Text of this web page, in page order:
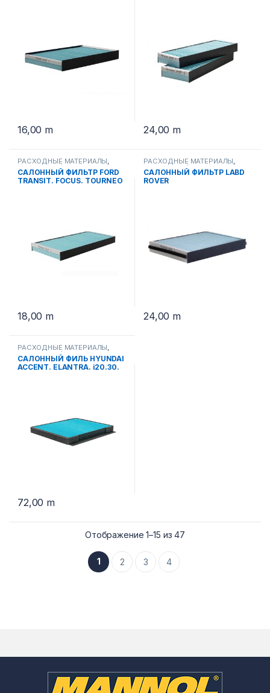
16,00 m 24,00 m
РАСХОДНЫЕ МАТЕРИАЛЫ,
САЛОННЫЕ ФИЛЬТРА
САЛОННЫЙ ФИЛЬТР FORD
TRANSIT. FOCUS. TOURNEO
18,00 m
РАСХОДНЫЕ МАТЕРИАЛЫ,
САЛОННЫЕ ФИЛЬТРА
САЛОННЫЙ ФИЛЬТР LABD
ROVER
24,00 m
РАСХОДНЫЕ МАТЕРИАЛЫ,
САЛОННЫЕ ФИЛЬТРА
САЛОННЫЙ ФИЛЬ HYUNDAI
ACCENT. ELANTRA. i20.30.
72,00 m
Отображение 1–15 из 47
1 2 3 4